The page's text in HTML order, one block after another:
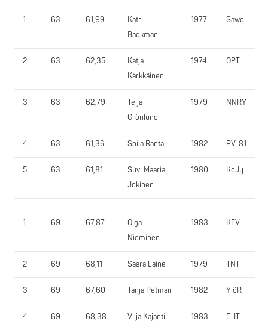
1 63 61,99
Katri
Backman
1977 Sawo
2 63 62,35
Katja
Kärkkäinen
1974 OPT
3 63 62,79
Teija
Grönlund
1979 NNRY
4 63 61,36 Soila Ranta 1982 PV-81
5 63 61,81
Suvi Maaria
Jokinen
1980 KoJy
1 69 67,87
Olga
Nieminen
1983 KEV
2 69 68,11 Saara Laine 1979 TNT
3 69 67,60 Tanja Petman 1982 YlöR
4 69 68,38 Vilja Kajanti 1983 E-IT